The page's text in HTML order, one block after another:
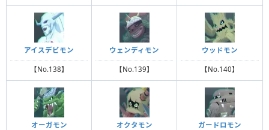
アイスデビモン
【No.138】
ウェンディモン
【No.139】
ウッドモン
【No.140】
オーガモン オクタモン ガードロモン